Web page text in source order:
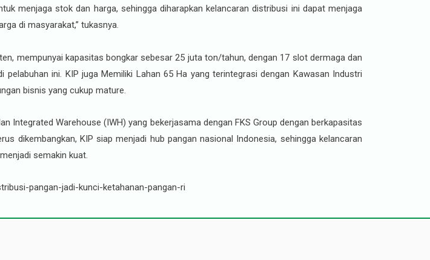
menjaga stok dan harga, sehingga diharapkan kelancaran distribusi ini dapat menjaga
di masyarakat,” tukasnya.
mempunyai kapasitas bongkar sebesar 25 juta ton/tahun, dengan 17 slot dermaga dan
ini. KIP juga Memiliki Lahan 65 Ha yang terintegrasi dengan Kawasan Industri
bisnis yang cukup mature.
Integrated Warehouse (IWH) yang bekerjasama dengan FKS Group dengan berkapasitas
dikembangkan, KIP siap menjadi hub pangan nasional Indonesia, sehingga kelancaran
semakin kuat.
pangan-jadi-kunci-ketahanan-pangan-ri